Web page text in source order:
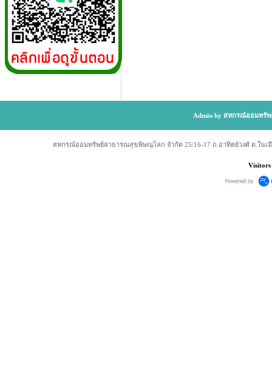
Admin by สหกรณ์ออมทรั
สหกรณ์ออมทรัพย์สาธารณสุขพิษณุโลก จำกัด 25/16-17 ถ.อาทิตย์วงศ์ ต.ในเ
Visitors